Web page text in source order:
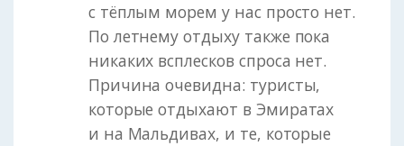
с тёплым морем у нас просто нет.
По летнему отдыху также пока
никаких всплесков спроса нет.
Причина очевидна: туристы,
которые отдыхают в Эмиратах
и на Мальдивах, и те, которые